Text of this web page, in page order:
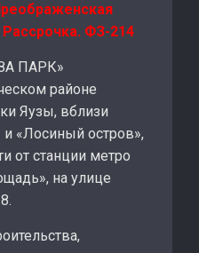
ФЗ-214
ПАРК»
районе
Яузы, вблизи
«Лосиный остров»,
от станции метро
на улице